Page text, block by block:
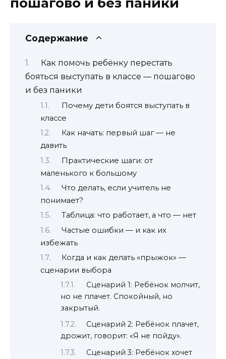
Содержание
Как помочь ребёнку перестать
бояться выступать в классе — пошагово
и без паники
Почему дети боятся выступать в
классе
Как начать: первый шаг — не
давить
Практические шаги: от
маленького к большому
Что делать, если учитель не
понимает?
Таблица: что работает, а что — нет
Частые ошибки — и как их
избежать
Когда и как делать «прыжок» —
сценарии выбора
Сценарий 1: Ребёнок молчит,
но не плачет. Спокойный, но
закрытый.
Сценарий 2: Ребёнок плачет,
дрожит, говорит: «Я не пойду».
Сценарий 3: Ребёнок хочет